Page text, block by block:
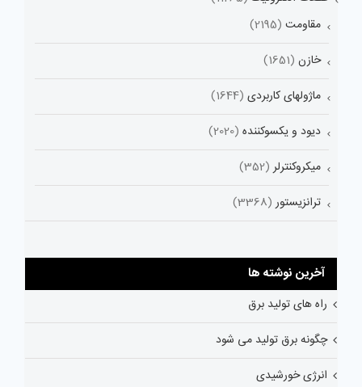
مقاومت (2195)
خازن (1651)
ماژولهای کاربردی (1644)
دیود و یکسوکننده (2020)
میکروکنترلر (352)
ترانزیستور (3368)
آخرین نوشته ها
راه های تولید برق
چگونه برق تولید می شود
انرژی خورشیدی